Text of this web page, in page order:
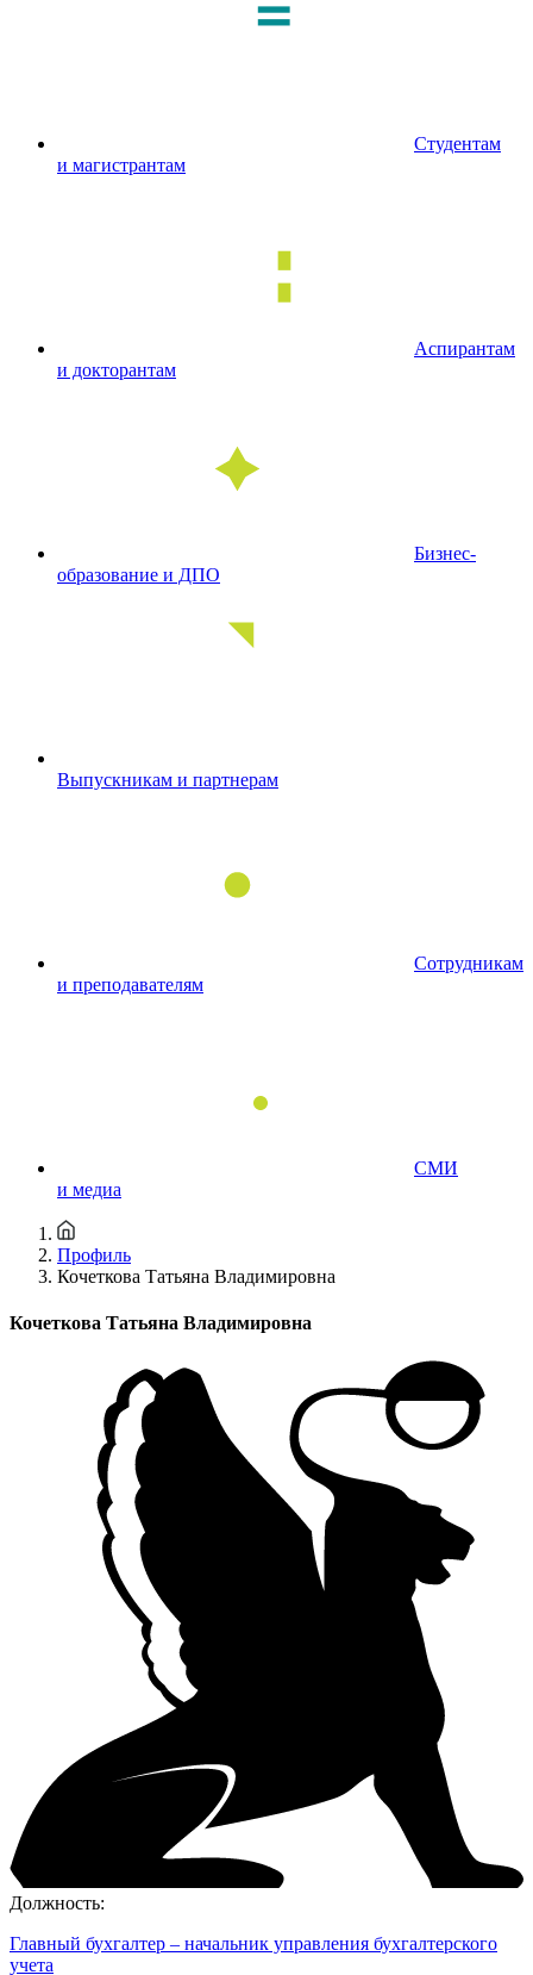
Студентам
и магистрантам
Аспирантам
и докторантам
Бизнес-
образование и ДПО
Выпускникам и партнерам
Сотрудникам
и преподавателям
СМИ
и медиа
Профиль
Кочеткова Татьяна Владимировна
Кочеткова Татьяна Владимировна
Должность:
Главный бухгалтер – начальник управления бухгалтерского
учета